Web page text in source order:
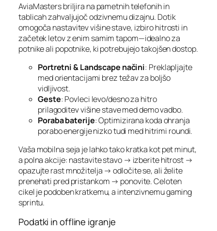
AviaMasters briljira na pametnih telefonih in
tablicah zahvaljujoč odzivnemu dizajnu. Dotik
omogoča nastavitev višine stave, izbiro hitrosti in
začetek letov z enim samim tapom—idealno za
potnike ali popotnike, ki potrebujejo takojšen dostop.
Portretni & Landscape načini: Preklapljajte
med orientacijami brez težav za boljšo
vidljivost.
Geste: Povleci levo/desno za hitro
prilagoditev višine stave med demo vadbo.
Poraba baterije: Optimizirana koda ohranja
porabo energije nizko tudi med hitrimi roundi.
Vaša mobilna seja je lahko tako kratka kot pet minut,
a polna akcije: nastavite stavo → izberite hitrost →
opazujte rast množitelja → odločite se, ali želite
prenehati pred pristankom → ponovite. Celoten
cikel je podoben kratkemu, a intenzivnemu gaming
sprintu.
Podatki in offline igranje